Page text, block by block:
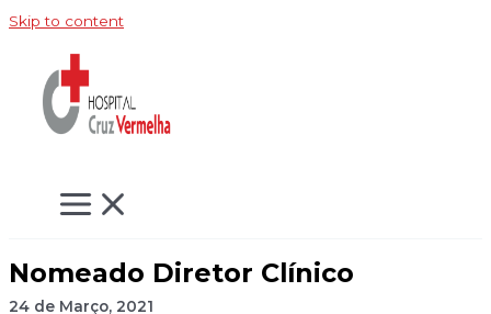
Skip to content
Nomeado Diretor Clínico
24 de Março, 2021